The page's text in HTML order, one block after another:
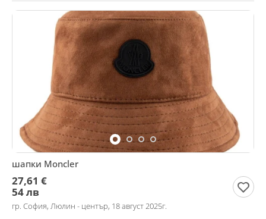
шапки Moncler
27,61 €
54 лв
гр. София, Люлин - център, 18 август 2025г.